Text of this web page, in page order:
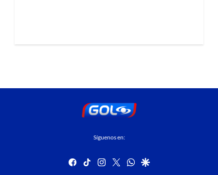
Síguenos en:
facebook
tiktok instagram
twitterwhatsapp
google